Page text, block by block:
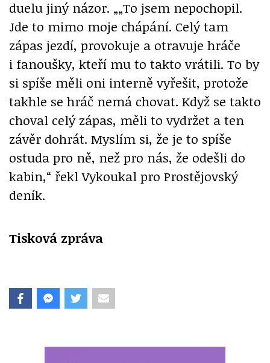
duelu jiný názor. „„To jsem nepochopil.
Jde to mimo moje chápání. Celý tam
zápas jezdí, provokuje a otravuje hráče
i fanoušky, kteří mu to takto vrátili. To by
si spíše měli oni interně vyřešit, protože
takhle se hráč nemá chovat. Když se takto
choval celý zápas, měli to vydržet a ten
závěr dohrát. Myslím si, že je to spíše
ostuda pro ně, než pro nás, že odešli do
kabin,“ řekl Vykoukal pro Prostějovský
deník.
Tisková zpráva